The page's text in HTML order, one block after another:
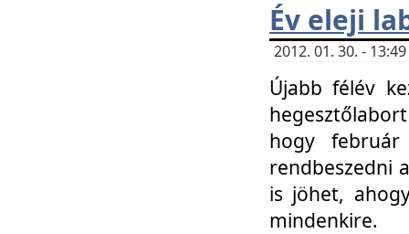
Év eleji
2012. 01. 30. -
Újabb félév
hogy
rendbeszedni
is jöhet,
mindenkire.